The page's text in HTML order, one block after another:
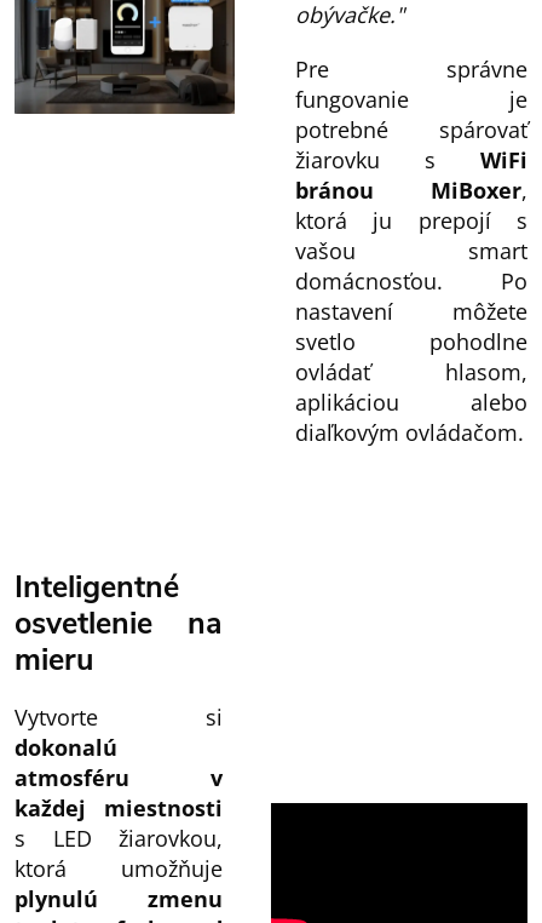
obývačke."
Pre správne
fungovanie je
potrebné spárovať
žiarovku s WiFi
bránou MiBoxer,
ktorá ju prepojí s
vašou smart
domácnosťou. Po
nastavení môžete
svetlo pohodlne
ovládať hlasom,
aplikáciou alebo
diaľkovým ovládačom.
Inteligentné
osvetlenie na
mieru
Vytvorte si
dokonalú
atmosféru v
každej miestnosti
s LED žiarovkou,
ktorá umožňuje
plynulú zmenu